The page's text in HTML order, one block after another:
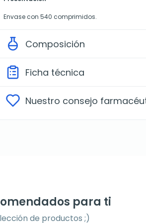
Envase con 540 comprimidos.
Composición
Ficha técnica
Nuestro consejo
para ti
de productos ;)